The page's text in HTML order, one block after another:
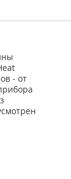
- от